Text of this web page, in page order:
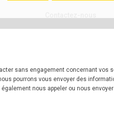
sans engagement concernant vos
pourrons vous envoyer des
nous appeler ou nous envoyer